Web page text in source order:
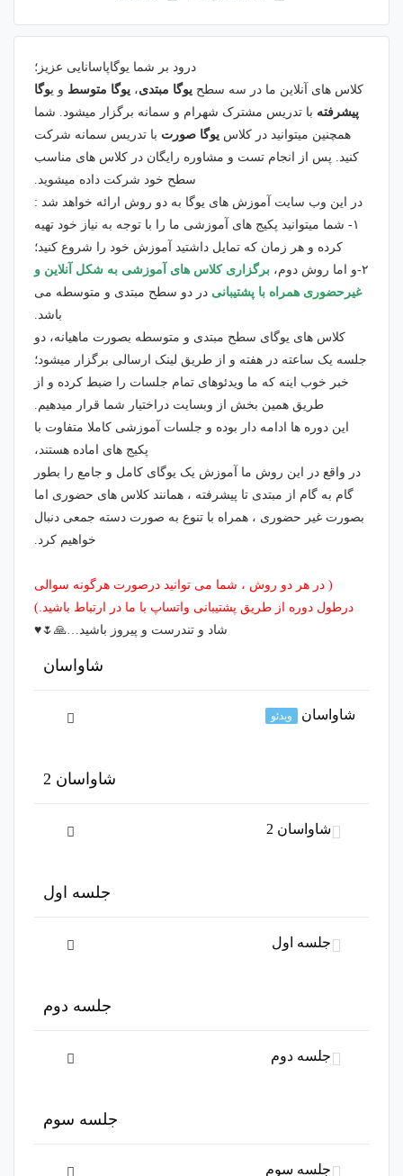
درود بر شما یوگاپاسانایی عزیز؛
کلاس های آنلاین ما در سه سطحیوگا مبتدی،یوگا متوسط و یوگا
پیشرفته با تدریس مشترک شهرام و سمانه برگزار میشود. شما
همچنین میتوانید در کلاسیوگا صورت با تدریس سمانه شرکت
کنید. پس از انجام تست و مشاوره رایگان در کلاس های مناسب
سطح خود شرکت داده میشوید.
در این وب سایت آموزش های یوگا به دو روش ارائه خواهد شد :
۱- شما میتوانید پکیج های آموزشی ما را با توجه به نیاز خود تهیه
کرده و هر زمان که تمایل داشتید آموزش خود را شروع کنید؛
۲-و اما روش دوم،
برگزاری کلاس های آموزشی به شکل آنلاین و
غیرحضوری همراه با پشتیبانی در دو سطح مبتدی و متوسطه می
باشد.
کلاس های یوگای سطح مبتدی و متوسطه بصورت ماهیانه، دو
جلسه یک ساعته در هفته و از طریق لینک ارسالی برگزار میشود؛
خبر خوب اینه که ما ویدئوهای تمام جلسات را ضبط کرده و از
طریق همین بخش از وبسایت دراختیار شما قرار میدهیم.
این دوره ها ادامه دار بوده و جلسات آموزشی کاملا متفاوت با
پکیج های اماده هستند،
در واقع در این روش ما آموزش یک یوگای کامل و جامع را بطور
گام به گام از مبتدی تا پیشرفته ، همانند کلاس های حضوری اما
بصورت غیر حضوری ، همراه با تنوع به صورت دسته جمعی دنبال
خواهیم کرد.
( در هر دو روش ، شما می توانید درصورت هرگونه سوالی
درطول دوره از طریق پشتیبانی واتساپ با ما در ارتباط باشید.)
شاد و تندرست و پیروز باشید…🙏🌷♥️
شاواسان
شاواسان ویدئو
این بخش خصوصی می باشد. برای دسترسی کامل به دروس این
شاواسان 2
شاواسان 2
این بخش خصوصی می باشد. برای دسترسی کامل به دروس این
جلسه اول
جلسه اول
این بخش خصوصی می باشد. برای دسترسی کامل به دروس این
جلسه دوم
جلسه دوم
این بخش خصوصی می باشد. برای دسترسی کامل به دروس این
جلسه سوم
جلسه سوم